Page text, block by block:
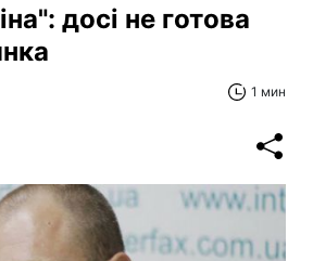
досі не готова
1 мин